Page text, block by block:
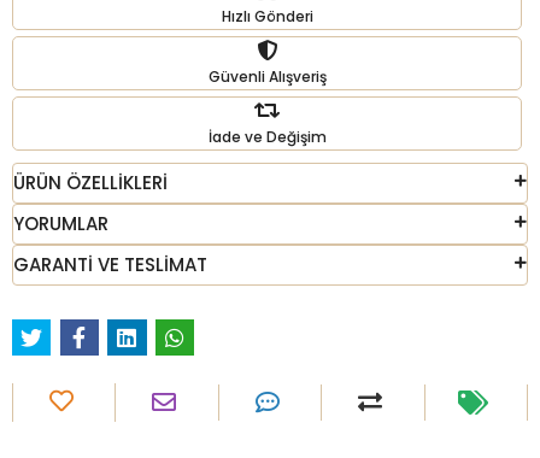
Hızlı Gönderi
Güvenli Alışveriş
İade ve Değişim
ÜRÜN ÖZELLİKLERİ
YORUMLAR
GARANTİ VE TESLİMAT